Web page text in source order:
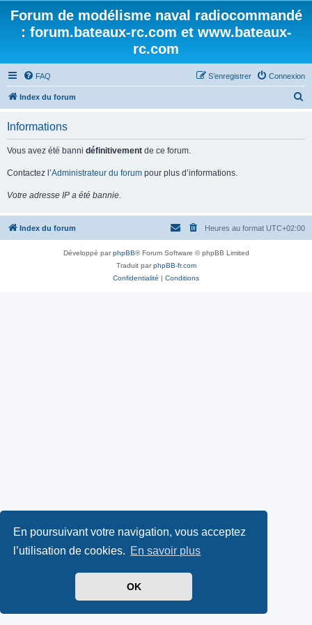
En poursuivant votre navigation, vous acceptez
l’utilisation de cookies. En savoir plus
OK
Forum de modélisme naval radiocommandé
: forum.bateaux-rc.com et www.bateaux-
rc.com
FAQ Connexion
S’enregistrer
Index du forum
e
Informations
Vous avez été banni définitivement de ce forum.
Contactez l’Administrateur du forum pour plus d’informations.
Votre adresse IP a été bannie.
Index du forum Heures au format UTC+02:00
Développé parphpBB® Forum Software © phpBB Limited
Traduit parphpBB-fr.com
Confidentialité | Conditions